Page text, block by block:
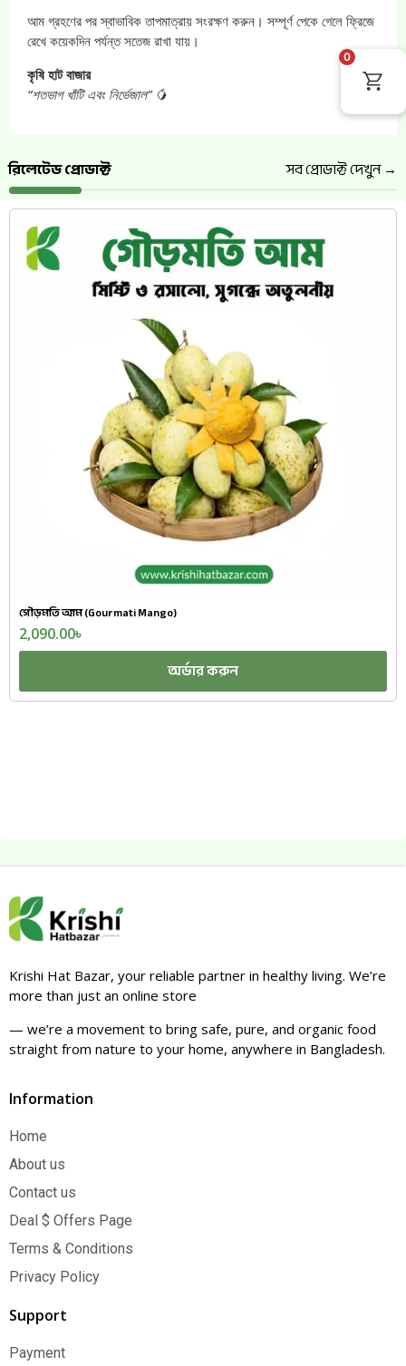
আম গ্রহণের পর স্বাভাবিক তাপমাত্রায় সংরক্ষণ করুন। সম্পূর্ণ পেকে গেলে ফ্রিজে
রেখে কয়েকদিন পর্যন্ত সতেজ রাখা যায়।
কৃষি হাট বাজার
“শতভাগ খাঁটি এবং নির্ভেজাল”🥭
রিলেটেড প্রোডাক্ট সব প্রোডাক্ট দেখুন →
গৌড়মতি আম (Gourmati Mango)
2,090.00৳
অর্ডার করুন
Krishi Hat Bazar, your reliable partner in healthy living. We’re
more than just an online store
— we’re a movement to bring safe, pure, and organic food
straight from nature to your home, anywhere in Bangladesh.
Information
Home
About us
Contact us
Deal $ Offers Page
Terms & Conditions
Privacy Policy
Support
Payment
0